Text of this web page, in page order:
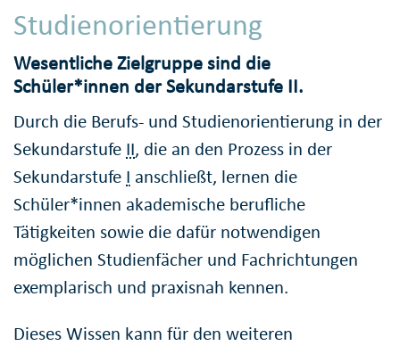
Studienorientierung
Wesentliche Zielgruppe sind die
Schüler*innen der Sekundarstufe II.
Durch die Berufs- und Studienorientierung in der
Sekundarstufe II, die an den Prozess in der
Sekundarstufe I anschließt, lernen die
Schüler*innen akademische berufliche
Tätigkeiten sowie die dafür notwendigen
möglichen Studienfächer und Fachrichtungen
exemplarisch und praxisnah kennen.
Dieses Wissen kann für den weiteren